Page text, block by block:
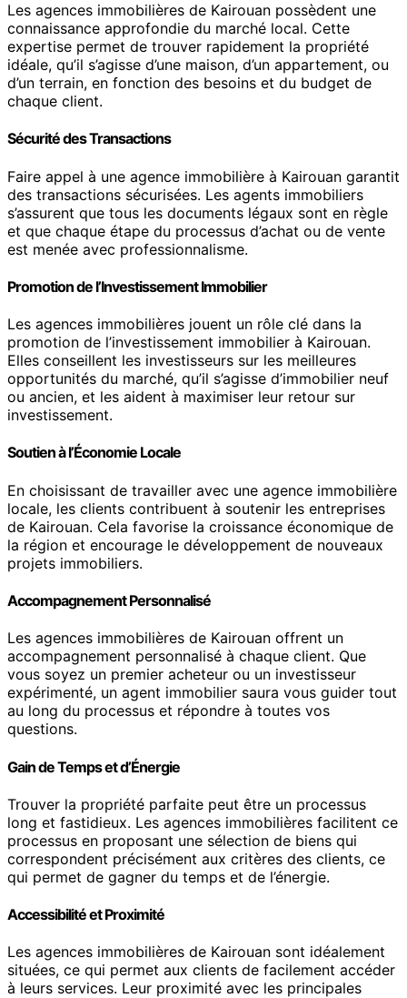
Les agences immobilières de Kairouan possèdent une
connaissance approfondie du marché local. Cette
expertise permet de trouver rapidement la propriété
idéale, qu’il s’agisse d’une maison, d’un appartement, ou
d’un terrain, en fonction des besoins et du budget de
chaque client.
Sécurité des Transactions
Faire appel à une agence immobilière à Kairouan garantit
des transactions sécurisées. Les agents immobiliers
s’assurent que tous les documents légaux sont en règle
et que chaque étape du processus d’achat ou de vente
est menée avec professionnalisme.
Promotion de l’Investissement Immobilier
Les agences immobilières jouent un rôle clé dans la
promotion de l’investissement immobilier à Kairouan.
Elles conseillent les investisseurs sur les meilleures
opportunités du marché, qu’il s’agisse d’immobilier neuf
ou ancien, et les aident à maximiser leur retour sur
investissement.
Soutien à l’Économie Locale
En choisissant de travailler avec une agence immobilière
locale, les clients contribuent à soutenir les entreprises
de Kairouan. Cela favorise la croissance économique de
la région et encourage le développement de nouveaux
projets immobiliers.
Accompagnement Personnalisé
Les agences immobilières de Kairouan offrent un
accompagnement personnalisé à chaque client. Que
vous soyez un premier acheteur ou un investisseur
expérimenté, un agent immobilier saura vous guider tout
au long du processus et répondre à toutes vos
questions.
Gain de Temps et d’Énergie
Trouver la propriété parfaite peut être un processus
long et fastidieux. Les agences immobilières facilitent ce
processus en proposant une sélection de biens qui
correspondent précisément aux critères des clients, ce
qui permet de gagner du temps et de l’énergie.
Accessibilité et Proximité
Les agences immobilières de Kairouan sont idéalement
situées, ce qui permet aux clients de facilement accéder
à leurs services. Leur proximité avec les principales